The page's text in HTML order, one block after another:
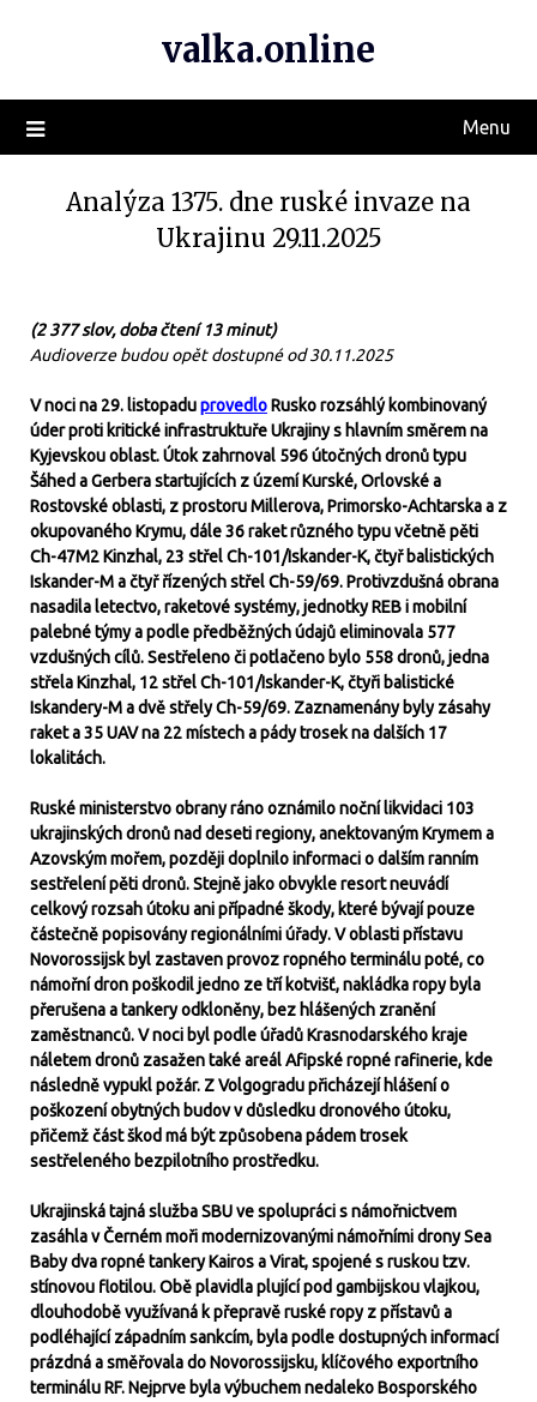
valka.online
Menu
Analýza 1375. dne ruské invaze na
Ukrajinu 29.11.2025
(2 377 slov, doba čtení 13 minut)
Audioverze budou opět dostupné od 30.11.2025
V noci na 29. listopaduprovedloRusko rozsáhlý kombinovaný
úder proti kritické infrastruktuře Ukrajiny s hlavním směrem na
Kyjevskou oblast. Útok zahrnoval 596 útočných dronů typu
Šáhed a Gerbera startujících z území Kurské, Orlovské a
Rostovské oblasti, z prostoru Millerova, Primorsko-Achtarska a z
okupovaného Krymu, dále 36 raket různého typu včetně pěti
Ch-47M2 Kinzhal, 23 střel Ch-101/Iskander-K, čtyř balistických
Iskander-M a čtyř řízených střel Ch-59/69. Protivzdušná obrana
nasadila letectvo, raketové systémy, jednotky REB i mobilní
palebné týmy a podle předběžných údajů eliminovala 577
vzdušných cílů. Sestřeleno či potlačeno bylo 558 dronů, jedna
střela Kinzhal, 12 střel Ch-101/Iskander-K, čtyři balistické
Iskandery-M a dvě střely Ch-59/69. Zaznamenány byly zásahy
raket a 35 UAV na 22 místech a pády trosek na dalších 17
lokalitách.
Ruské ministerstvo obrany ráno oznámilo noční likvidaci 103
ukrajinských dronů nad deseti regiony, anektovaným Krymem a
Azovským mořem, později doplnilo informaci o dalším ranním
sestřelení pěti dronů. Stejně jako obvykle resort neuvádí
celkový rozsah útoku ani případné škody, které bývají pouze
částečně popisovány regionálními úřady. V oblasti přístavu
Novorossijsk byl zastaven provoz ropného terminálu poté, co
námořní dron poškodil jedno ze tří kotvišť, nakládka ropy byla
přerušena a tankery odkloněny, bez hlášených zranění
zaměstnanců. V noci byl podle úřadů Krasnodarského kraje
náletem dronů zasažen také areál Afipské ropné rafinerie, kde
následně vypukl požár. Z Volgogradu přicházejí hlášení o
poškození obytných budov v důsledku dronového útoku,
přičemž část škod má být způsobena pádem trosek
sestřeleného bezpilotního prostředku.
Ukrajinská tajná služba SBU ve spolupráci s námořnictvem
zasáhla v Černém moři modernizovanými námořními drony Sea
Baby dva ropné tankery Kairos a Virat, spojené s ruskou tzv.
stínovou flotilou. Obě plavidla plující pod gambijskou vlajkou,
dlouhodobě využívaná k přepravě ruské ropy z přístavů a
podléhající západním sankcím, byla podle dostupných informací
prázdná a směřovala do Novorossijsku, klíčového exportního
terminálu RF. Nejprve byla výbuchem nedaleko Bosporského